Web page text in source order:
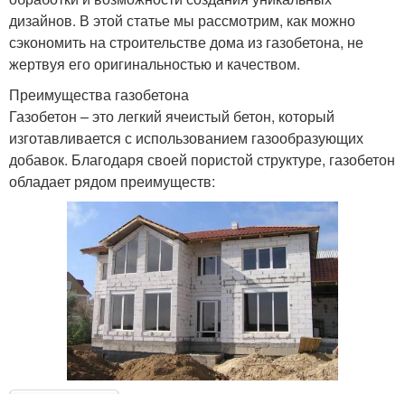
дизайнов. В этой статье мы рассмотрим, как можно
сэкономить на строительстве дома из газобетона, не
жертвуя его оригинальностью и качеством.
Преимущества газобетона
Газобетон – это легкий ячеистый бетон, который
изготавливается с использованием газообразующих
добавок. Благодаря своей пористой структуре, газобетон
обладает рядом преимуществ: